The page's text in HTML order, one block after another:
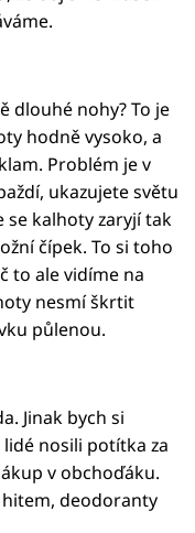
dlouhé nohy? To je
hodně vysoko, a
Problém je v
ukazujete světu
se kalhoty zaryjí tak
čípek. To si toho
to ale vidíme na
nesmí škrtit
půlenou.
Jinak bych si
nosili potítka za
v obchoďáku.
hitem, deodoranty